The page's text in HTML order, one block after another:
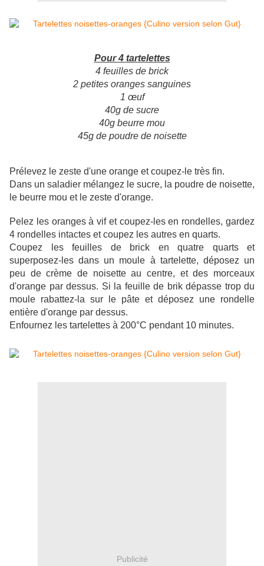
Pour 4 tartelettes
4 feuilles de brick
2 petites oranges sanguines
1 œuf
40g de sucre
40g beurre mou
45g de poudre de noisette
Prélevez le zeste d'une orange et coupez-le très fin.
Dans un saladier mélangez le sucre, la poudre de noisette,
le beurre mou et le zeste d'orange.
Pelez les oranges à vif et coupez-les en rondelles, gardez
4 rondelles intactes et coupez les autres en quarts.
Coupez les feuilles de brick en quatre quarts et
superposez-les dans un moule à tartelette, déposez un
peu de crème de noisette au centre, et des morceaux
d'orange par dessus. Si la feuille de brik dépasse trop du
moule rabattez-la sur le pâte et déposez une rondelle
entière d'orange par dessus.
Enfournez les tartelettes à 200°C pendant 10 minutes.
Publicité